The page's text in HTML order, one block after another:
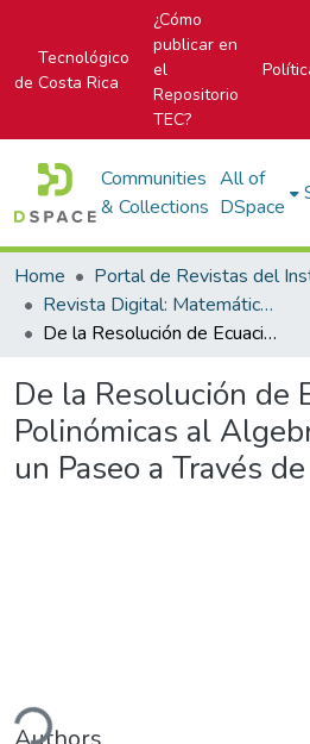
Tecnológico
de Costa Rica
¿Cómo
publicar en
el
Repositorio
TEC?
Communities
& Collections
All of
DSpace
Home
Revista Digital: Matemática, Educación e Internet
De la Resolución de Ecuaciones Polinómicas al Algebra Abstracta: un Paseo a Través de la Historia
De la Resolución de
Polinómicas al
un Paseo a Través